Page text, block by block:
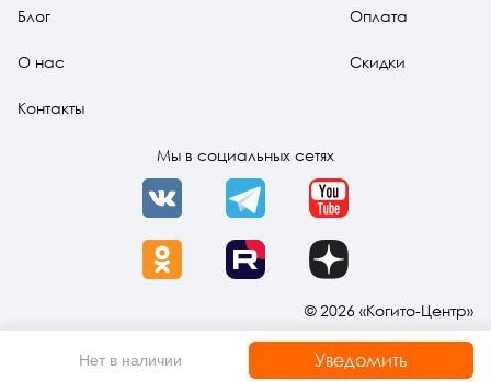
Уведомить
Нет в наличии
Блог
О нас
Контакты
Оплата
Скидки
Мы в социальных сетях
VK Telegram YouTube
OK Rutube Dzen
© 2026 «Когито-Центр»